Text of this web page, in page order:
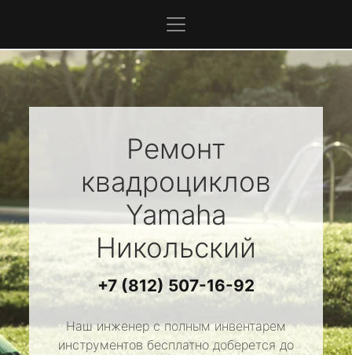
Ремонт
квадроциклов
Yamaha
Никольский
+7 (812) 507-16-92
Наш инженер с полным инвентарем
инструментов бесплатно доберется до